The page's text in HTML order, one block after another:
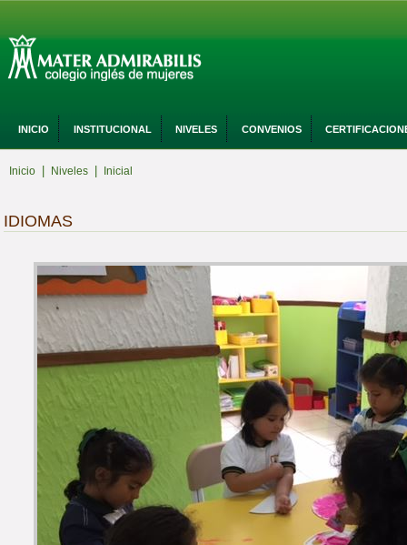
INICIO INSTITUCIONAL NIVELES CONVENIOS
Inicio Niveles Inicial
IDIOMAS